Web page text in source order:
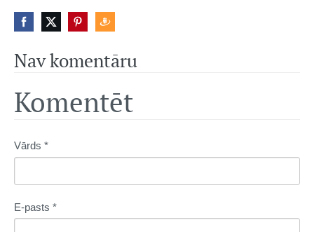
Nav komentāru
Komentēt
Vārds *
E-pasts *